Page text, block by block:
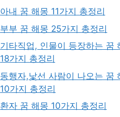
아내 꿈 해몽 11가지 총정리
부부 꿈 해몽 25가지 총정리
기타직업, 인물이 등장하는 꿈
18가지 총정리
동행자,낯선 사람이 나오는 꿈
10가지 총정리
환자 꿈 해몽 10가지 총정리